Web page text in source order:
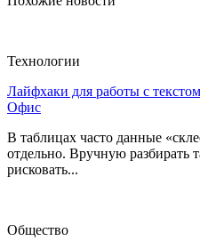
Технологии
Лайфхаки для работы с
Офис
В таблицах часто данные
отдельно. Вручную разбирать
рисковать...
Общество